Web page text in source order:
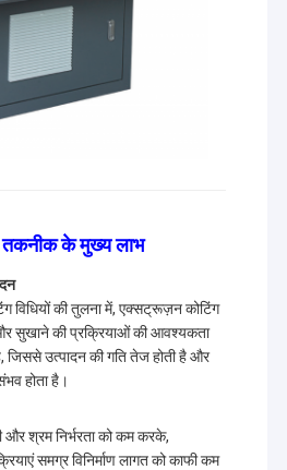
के मुख्य लाभ
विधियों की तुलना में, एक्सट्रूज़न कोटिंग
सुखाने की प्रक्रियाओं की आवश्यकता
जिससे उत्पादन की गति तेज होती है और
होता है।
और श्रम निर्भरता को कम करके,
समग्र विनिर्माण लागत को काफी कम